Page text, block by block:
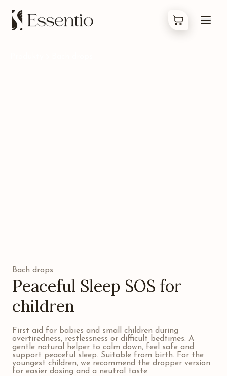
Bach drops
Peaceful Sleep SOS for
children
First aid for babies and small children during
overtiredness, restlessness or difficult bedtimes. A
gentle natural helper to calm down, feel safe and
support peaceful sleep. Suitable from birth. For the
youngest children, we recommend the dropper version
for easier dosing and a neutral taste.